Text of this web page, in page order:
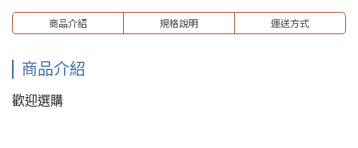
商品介紹 規格說明 運送方式
商品介紹
歡迎選購